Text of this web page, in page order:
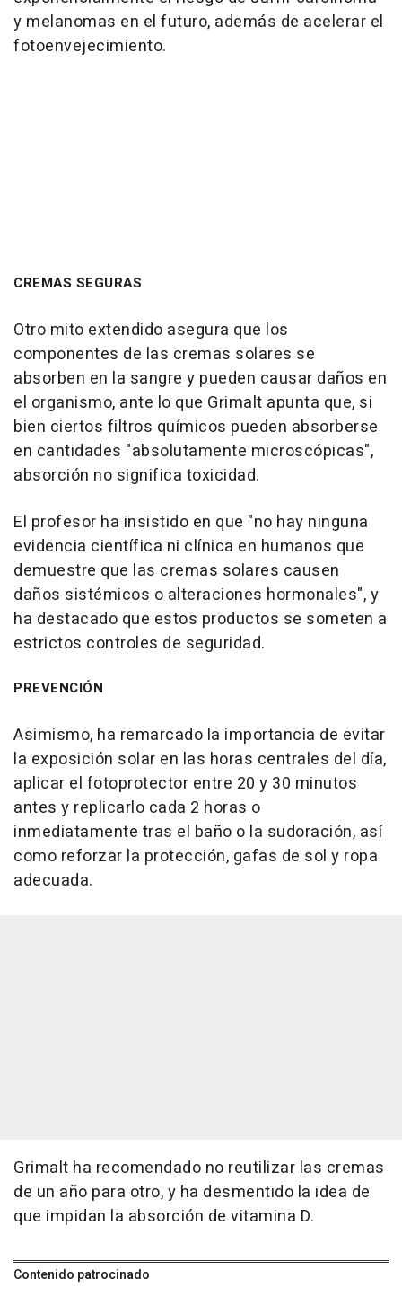
y melanomas en el futuro, además de acelerar el
fotoenvejecimiento.
CREMAS SEGURAS
Otro mito extendido asegura que los
componentes de las cremas solares se
absorben en la sangre y pueden causar daños en
el organismo, ante lo que Grimalt apunta que, si
bien ciertos filtros químicos pueden absorberse
en cantidades "absolutamente microscópicas",
absorción no significa toxicidad.
El profesor ha insistido en que "no hay ninguna
evidencia científica ni clínica en humanos que
demuestre que las cremas solares causen
daños sistémicos o alteraciones hormonales", y
ha destacado que estos productos se someten a
estrictos controles de seguridad.
PREVENCIÓN
Asimismo, ha remarcado la importancia de evitar
la exposición solar en las horas centrales del día,
aplicar el fotoprotector entre 20 y 30 minutos
antes y replicarlo cada 2 horas o
inmediatamente tras el baño o la sudoración, así
como reforzar la protección, gafas de sol y ropa
adecuada.
Grimalt ha recomendado no reutilizar las cremas
de un año para otro, y ha desmentido la idea de
que impidan la absorción de vitamina D.
Contenido patrocinado